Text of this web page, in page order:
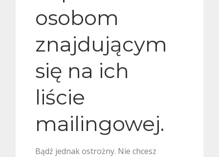
osobom
znajdującym
się na ich
liście
mailingowej.
Bądź jednak ostrożny. Nie chcesz